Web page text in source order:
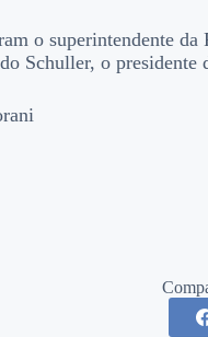
o superintendente
Schuller, o